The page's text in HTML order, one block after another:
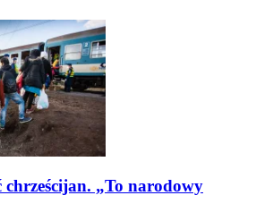
chrześcijan. „To narodowy